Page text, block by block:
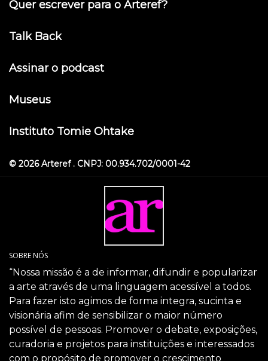
Quer escrever para o Arteref?
Talk Back
Assinar o podcast
Museus
Instituto Tomie Ohtake
© 2026 Arteref . CNPJ: 00.934.702/0001-42
SOBRE NÓS
“Nossa missão é a de informar, difundir e popularizar
a arte através de uma linguagem acessível a todos.
Para fazer isto agimos de forma integra, sucinta e
visionária afim de sensibilizar o maior número
possível de pessoas. Promover o debate, exposições,
curadoria e projetos para instituições e interessados
com o propósito de promover o crescimento